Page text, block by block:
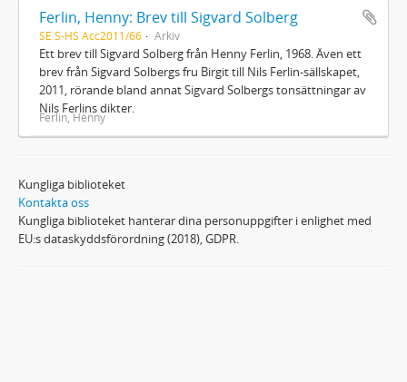
Ferlin, Henny: Brev till Sigvard Solberg
SE S-HS Acc2011/66 Arkiv
Ett brev till Sigvard Solberg från Henny Ferlin, 1968. Även ett
brev från Sigvard Solbergs fru Birgit till Nils Ferlin-sällskapet,
2011, rörande bland annat Sigvard Solbergs tonsättningar av
Nils Ferlins dikter.
Ferlin, Henny
Kungliga biblioteket
Kontakta oss
Kungliga biblioteket hanterar dina personuppgifter i enlighet med
EU:s dataskyddsförordning (2018), GDPR.